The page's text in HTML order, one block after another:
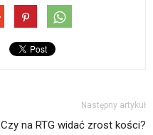
Następny artykuł
Czy na RTG widać zrost kości?